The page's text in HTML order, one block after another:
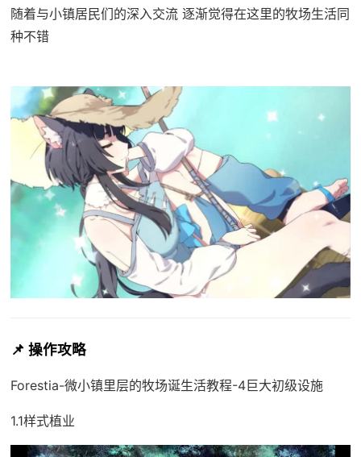
随着与小镇居民们的深入交流 逐渐觉得在这里的牧场生活同
种不错
📌 操作攻略
Forestia-微小镇里层的牧场诞生活教程-4巨大初级设施
1.1样式植业